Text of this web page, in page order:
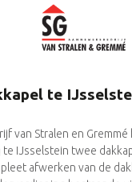
te
van Stralen en
IJsselstein twee
afwerken van de